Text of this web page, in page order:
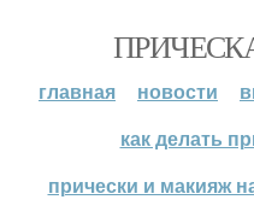
главная новости
как делать
прически и макияж